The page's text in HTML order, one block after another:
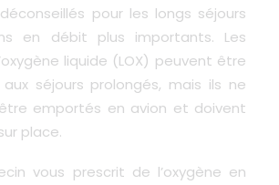
pour les longs séjours
en débit plus importants. Les
liquide (LOX) peuvent être
séjours prolongés, mais ils ne
emportés en avion et doivent
place.
vous prescrit de l’oxygène en